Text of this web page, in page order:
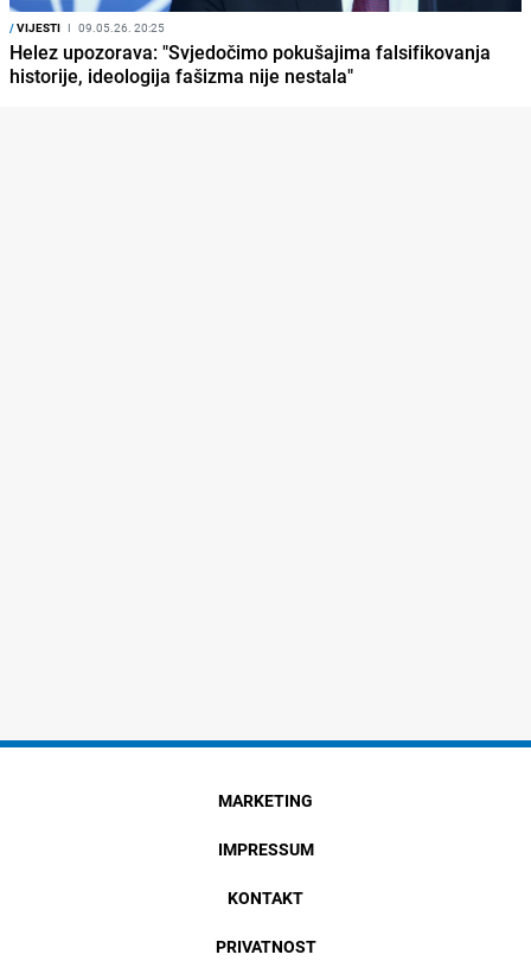
/VIJESTI I 09.05.26. 20:25
Helez upozorava: "Svjedočimo pokušajima falsifikovanja
historije, ideologija fašizma nije nestala"
MARKETING
IMPRESSUM
KONTAKT
PRIVATNOST